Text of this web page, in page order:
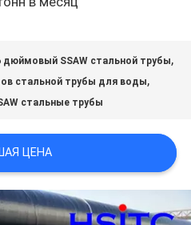
дюймовый SSAW стальной трубы,
стальной трубы для воды,
стальные трубы
ЦЕНА